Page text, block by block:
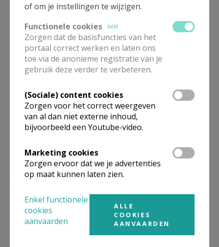
Lees meer
of om je instellingen te wijzigen.
Functionele cookies
AAN
Zorgen dat de basisfuncties van het
portaal correct werken en laten ons
toe via de anonieme registratie van je
gebruik deze verder te verbeteren.
(Sociale) content cookies
Zorgen voor het correct weergeven
van al dan niet externe inhoud,
bijvoorbeeld een Youtube-video.
Marketing cookies
Zorgen ervoor dat we je advertenties
op maat kunnen laten zien.
Enkel functionele
cookies
aanvaarden
ALLE
COOKIES
AANVAARDEN